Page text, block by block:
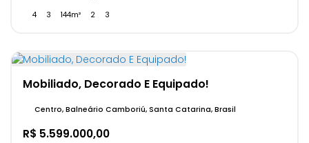
4 3 144m² 2 3
Mobiliado, Decorado E Equipado!
R$ 5.599.000,00
Centro, Balneário Camboriú, Santa Catarina, Brasil